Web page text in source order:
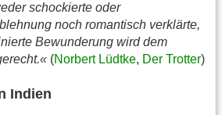
schockierte oder
noch romantisch verklärte,
Bewunderung wird dem
(Norbert Lüdtke, Der Trotter)
Indien